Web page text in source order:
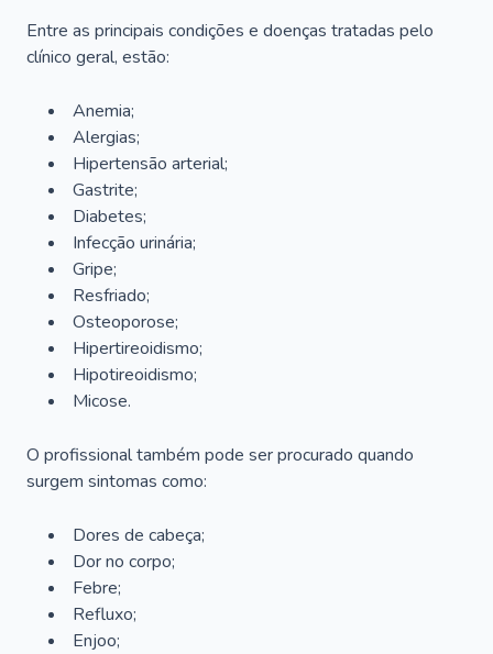
Entre as principais condições e doenças tratadas pelo
clínico geral, estão:
Anemia;
Alergias;
Hipertensão arterial;
Gastrite;
Diabetes;
Infecção urinária;
Gripe;
Resfriado;
Osteoporose;
Hipertireoidismo;
Hipotireoidismo;
Micose.
O profissional também pode ser procurado quando
surgem sintomas como:
Dores de cabeça;
Dor no corpo;
Febre;
Refluxo;
Enjoo;